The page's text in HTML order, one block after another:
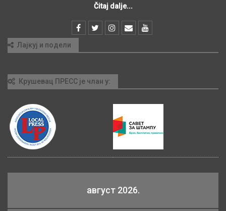
Čitaj dalje...
Лајкуј и подели
Крушевац ПРЕСС је члан у:
август 2026.